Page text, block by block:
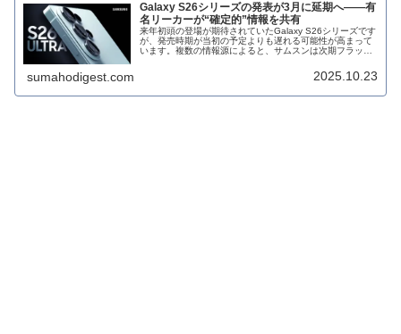
Galaxy S26シリーズの発表が3月に延期へ――有
名リーカーが“確定的”情報を共有
来年初頭の登場が期待されていたGalaxy S26シリーズです
が、発売時期が当初の予定よりも遅れる可能性が高まって
います。複数の情報源によると、サムスンは次期フラッグ
sumahodigest.com 2025.10.23